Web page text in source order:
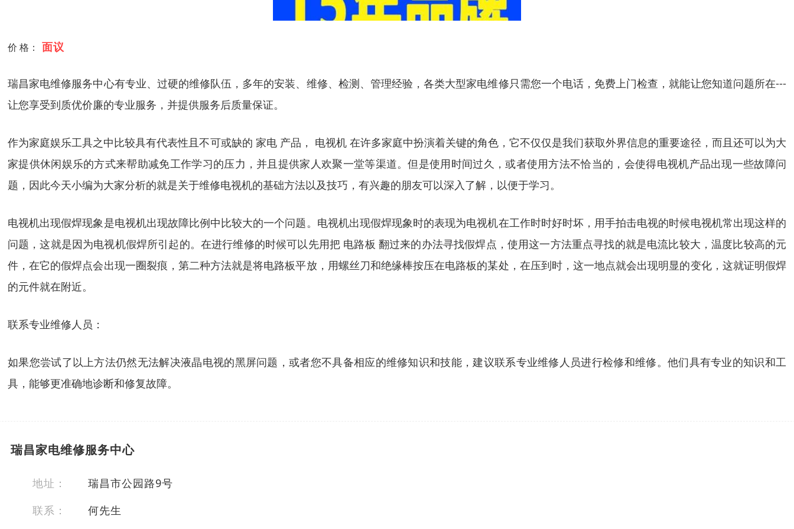
价 格： 面议
瑞昌家电维修服务中心有专业、过硬的维修队伍，多年的安装、维修、检测、管理经验，各类大型家电维修只需您一个电话，免费上门检查，就能让您知道问题所在---
让您享受到质优价廉的专业服务，并提供服务后质量保证。
作为家庭娱乐工具之中比较具有代表性且不可或缺的 家电 产品， 电视机 在许多家庭中扮演着关键的角色，它不仅仅是我们获取外界信息的重要途径，而且还可以为大
家提供休闲娱乐的方式来帮助减免工作学习的压力，并且提供家人欢聚一堂等渠道。但是使用时间过久，或者使用方法不恰当的，会使得电视机产品出现一些故障问
题，因此今天小编为大家分析的就是关于维修电视机的基础方法以及技巧，有兴趣的朋友可以深入了解，以便于学习。
电视机出现假焊现象是电视机出现故障比例中比较大的一个问题。电视机出现假焊现象时的表现为电视机在工作时时好时坏，用手拍击电视的时候电视机常出现这样的
问题，这就是因为电视机假焊所引起的。在进行维修的时候可以先用把 电路板 翻过来的办法寻找假焊点，使用这一方法重点寻找的就是电流比较大，温度比较高的元
件，在它的假焊点会出现一圈裂痕，第二种方法就是将电路板平放，用螺丝刀和绝缘棒按压在电路板的某处，在压到时，这一地点就会出现明显的变化，这就证明假焊
的元件就在附近。
联系专业维修人员：
如果您尝试了以上方法仍然无法解决液晶电视的黑屏问题，或者您不具备相应的维修知识和技能，建议联系专业维修人员进行检修和维修。他们具有专业的知识和工
具，能够更准确地诊断和修复故障。
瑞昌家电维修服务中心
地址：
瑞昌市公园路9号
联系：
何先生